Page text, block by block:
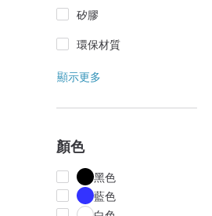
矽膠
環保材質
顯示更多
顏色
黑色
藍色